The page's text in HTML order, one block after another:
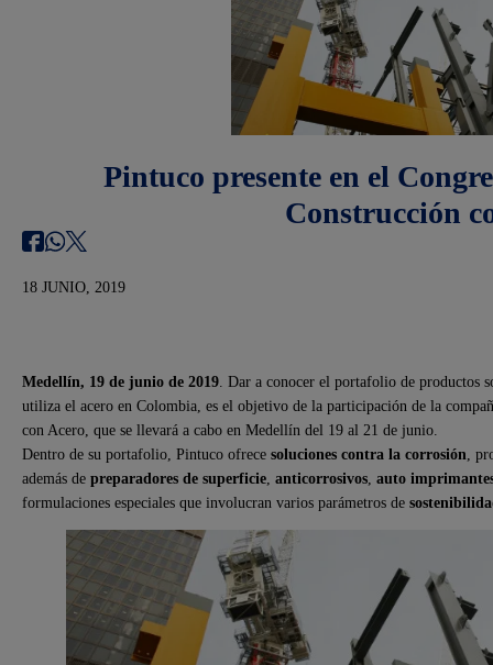
Pintuco presente en el
Construcción
18 JUNIO, 2019
Medellín, 19 de junio de 2019 . Dar a conocer el portafolio de productos
utiliza el acero en Colombia, es el objetivo de la participación de la
con Acero, que se llevará a cabo en Medellín del 19 al 21 de junio.
Dentro de su portafolio, Pintuco ofrece soluciones contra la corrosión ,
además de preparadores de superficie anticorrosivos auto
formulaciones especiales que involucran varios parámetros de